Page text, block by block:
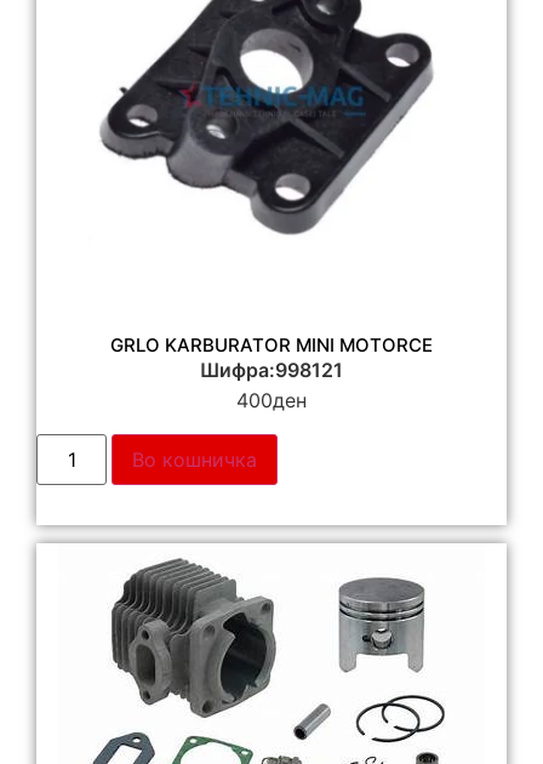
GRLO KARBURATOR MINI MOTORCE
Шифра:998121
400ден
Во кошничка